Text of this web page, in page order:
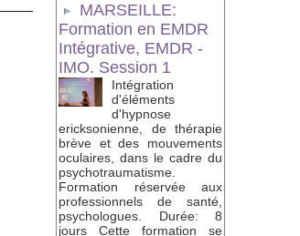
MARSEILLE:
Formation en EMDR
Intégrative, EMDR -
IMO. Session 1
Intégration
d'éléments
d'hypnose
ericksonienne, de thérapie
brève et des mouvements
oculaires, dans le cadre du
psychotraumatisme.
Formation réservée aux
professionnels de santé,
psychologues. Durée: 8
jours Cette formation se